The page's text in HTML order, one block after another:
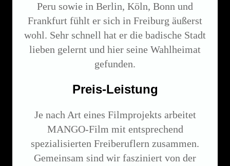
Peru sowie in Berlin, Köln, Bonn und
Frankfurt fühlt er sich in Freiburg äußerst
wohl. Sehr schnell hat er die badische Stadt
lieben gelernt und hier seine Wahlheimat
gefunden.
Preis-Leistung
Je nach Art eines Filmprojekts arbeitet
MANGO-Film mit entsprechend
spezialisierten Freiberuflern zusammen.
Gemeinsam sind wir fasziniert von der